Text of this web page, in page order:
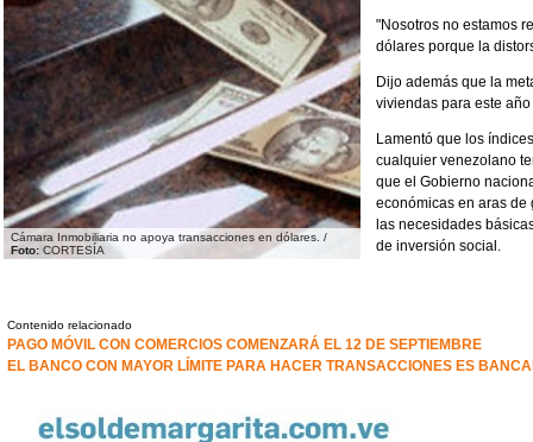
Cámara Inmobiliaria no apoya transacciones en dólares. /
Foto: CORTESÍA
"Nosotros no estamos
dólares porque la
Dijo además que la
viviendas para este
Lamentó que los
cualquier venezolano
que el Gobierno
económicas en aras
las necesidades
de inversión social.
Contenido relacionado
PAGO MÓVIL CON COMERCIOS COMENZARÁ EL 12 DE SEPTIEMBRE
EL BANCO CON MAYOR LÍMITE PARA HACER TRANSACCIONES ES